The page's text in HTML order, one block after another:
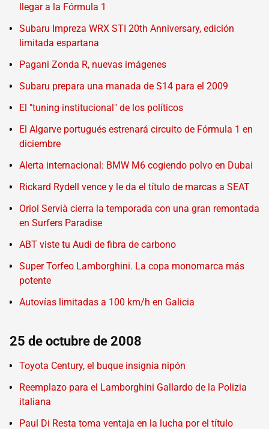
llegar a la Fórmula 1
Subaru Impreza WRX STI 20th Anniversary, edición
limitada espartana
Pagani Zonda R, nuevas imágenes
Subaru prepara una manada de S14 para el 2009
El "tuning institucional" de los políticos
El Algarve portugués estrenará circuito de Fórmula 1 en
diciembre
Alerta internacional: BMW M6 cogiendo polvo en Dubai
Rickard Rydell vence y le da el título de marcas a SEAT
Oriol Servià cierra la temporada con una gran remontada
en Surfers Paradise
ABT viste tu Audi de fibra de carbono
Super Torfeo Lamborghini. La copa monomarca más
potente
Autovías limitadas a 100 km/h en Galicia
25 de octubre de 2008
Toyota Century, el buque insignia nipón
Reemplazo para el Lamborghini Gallardo de la Polizia
italiana
Paul Di Resta toma ventaja en la lucha por el título